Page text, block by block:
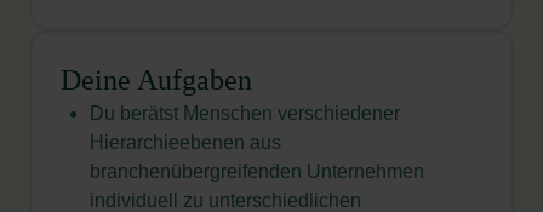
Deine Aufgaben
Du berätst Menschen verschiedener
Hierarchieebenen aus
branchenübergreifenden Unternehmen
individuell zu unterschiedlichen